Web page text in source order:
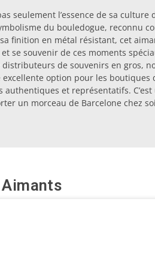
seulement l’essence de sa culture
du bouledogue, reconnu
finition en métal résistant, cet
se souvenir de ces moments
de souvenirs en gros,
option pour les boutiques
et représentatifs.
un morceau de Barcelone chez
Aimants